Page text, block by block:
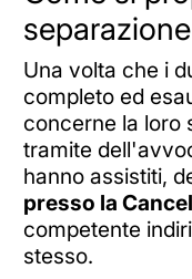
Una volta che i
completo ed
concerne la loro
tramite
hanno assistiti,
presso la
competente
stesso.